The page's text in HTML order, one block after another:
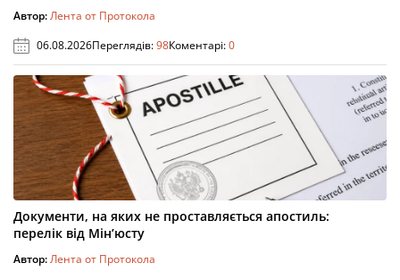
Автор:Лента от Протокола
06.08.2026Переглядів:98Коментарі:0
Документи, на яких не проставляється апостиль:
перелік від Мін’юсту
Автор:Лента от Протокола